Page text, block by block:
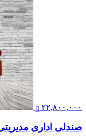
۲۲,۸۰۰,۰۰۰
صندلی اداری